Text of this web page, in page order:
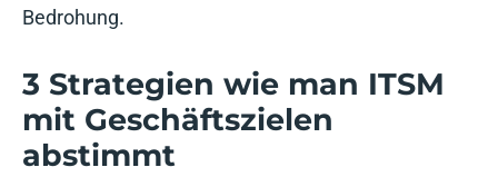
Bedrohung.
3 Strategien wie man ITSM
mit Geschäftszielen
abstimmt